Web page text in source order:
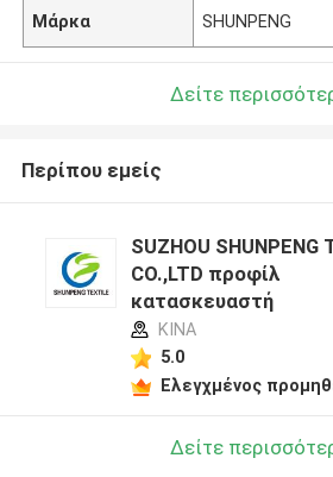
Μάρκα SHUNPENG
Δείτε
Περίπου εμείς
SUZHOU SHUNPENG
CO.,LTD προφίλ
κατασκευαστή
ΚΙΝΑ
5.0
Ελεγχμένος
Δείτε